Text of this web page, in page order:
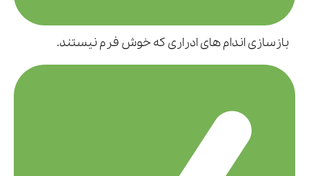
بازسازی اندام های ادراری که خوش فرم نیستند.